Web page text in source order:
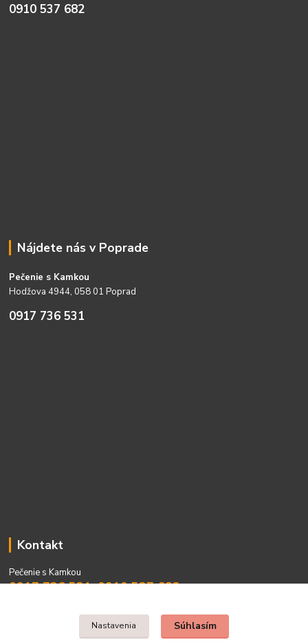
0910 537 682
Nájdete nás v Poprade
Pečenie s Kamkou
Hodžova 4944, 058 01 Poprad
0917 736 531
Kontakt
Pečenie s Kamkou
0917 736 531, 0910 537 682
Nastavenia Súhlasím